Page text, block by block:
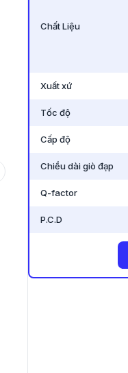
Chất Liệu
Xuất xứ
Tốc độ
Cấp độ
Chiều dài giò đạp
Q-factor
P.C.D